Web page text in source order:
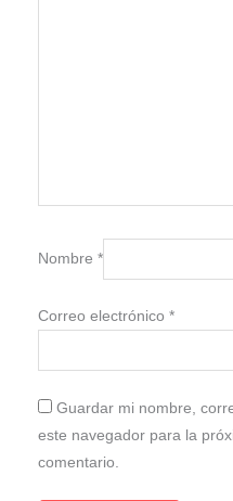
Nombre *
Correo electrónico *
Guardar mi nombre,
este navegador para la
comentario.